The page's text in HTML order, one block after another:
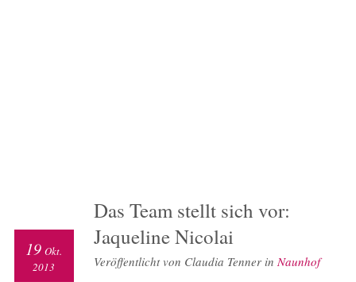
Das Team stellt sich vor:
Jaqueline Nicolai
19 Okt.
2013
Veröffentlicht von Claudia Tenner in Naunhof